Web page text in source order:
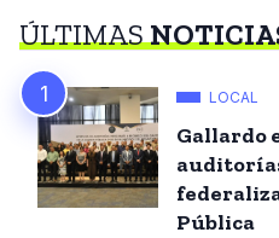
ÚLTIMAS
LOCAL
Gallardo
Pública